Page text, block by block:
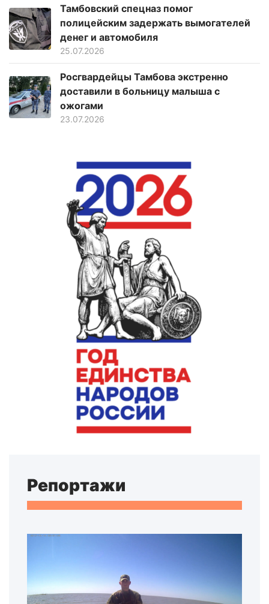
Тамбовский спецназ помог
полицейским задержать вымогателей
денег и автомобиля
25.07.2026
Росгвардейцы Тамбова экстренно
доставили в больницу малыша с
ожогами
23.07.2026
Репортажи